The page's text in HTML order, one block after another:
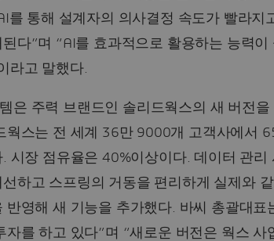
를 통해 설계자의 의사결정 속도가 빨라지
다”며 “AI를 효과적으로 활용하는 능력
라고 말했다.
은 주력 브랜드인 솔리드웍스의 새 버전
웍스는 전 세계 36만 9000개 고객사에서
시장 점유율은 40%이상이다. 데이터 관리
하고 스프링의 거동을 편리하게 실제와
반영해 새 기능을 추가했다. 바씨 총괄대표
자를 하고 있다”며 “새로운 버전은 웍스 사